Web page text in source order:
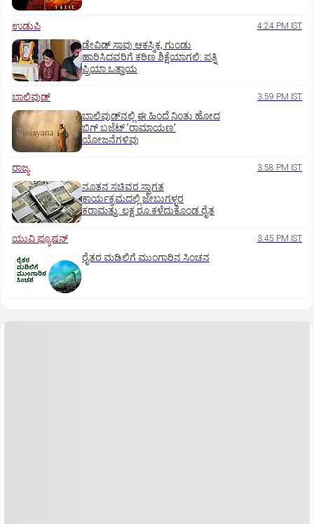
ಉಡುಪಿ 4:24 PM IST
ಡೇವಿಡ್ ಸಾವು ಆಕಸ್ಮಿಕ, ಗುಂಡು
ಹಾರಿಸಿದವರಿಗೆ ಕಠಿಣ ಶಿಕ್ಷೆಯಾಗಲಿ: ಪತ್ನಿ
ಪ್ರಿಯಾ ಒತ್ತಾಯ
ಬಾಲಿವುಡ್‌ 3:59 PM IST
ಬಾಲಿವುಡ್‌ನಲ್ಲಿ ಈ ಹಿಂದೆ ನಿಂತು ಹೋದ
ಬಿಗ್‌ ಬಜೆಟ್ ʼರಾಮಾಯಣʼ‌
ಯೋಜನೆಗಳಿವು
ರಾಜ್ಯ 3:58 PM IST
ನೂತನ ಸಚಿವರ ಸ್ವಾಗತ
ಕಾರ್ಯಕ್ರಮದಲ್ಲಿ ಜೇಬುಗಳ್ಳರ
ಕರಾಮತ್ತು: ಲಕ್ಷ ರೂ.ಕಳೆದುಕೊಂಡ ರೈತ
ಯುವಿ ಫ್ಯೂಷನ್ 3:45 PM IST
ರೈತರ ಮಡಿಲಿಗೆ ಮುಂಗಾರಿನ ಸಿಂಚನ